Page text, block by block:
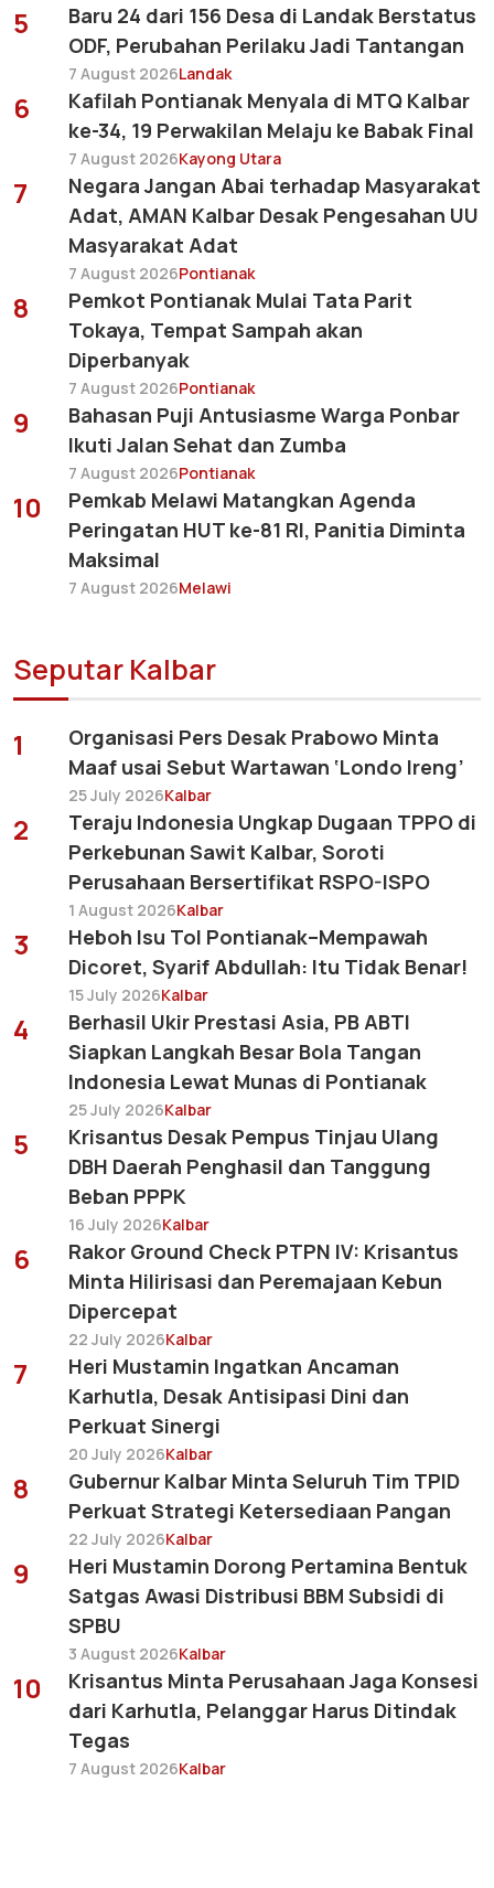
5
Baru 24 dari 156 Desa di Landak Berstatus
ODF, Perubahan Perilaku Jadi Tantangan
7 August 2026Landak
6
Kafilah Pontianak Menyala di MTQ Kalbar
ke-34, 19 Perwakilan Melaju ke Babak Final
7 August 2026Kayong Utara
7
Negara Jangan Abai terhadap Masyarakat
Adat, AMAN Kalbar Desak Pengesahan UU
Masyarakat Adat
7 August 2026Pontianak
8
Pemkot Pontianak Mulai Tata Parit
Tokaya, Tempat Sampah akan
Diperbanyak
7 August 2026Pontianak
9
Bahasan Puji Antusiasme Warga Ponbar
Ikuti Jalan Sehat dan Zumba
7 August 2026Pontianak
10
Pemkab Melawi Matangkan Agenda
Peringatan HUT ke-81 RI, Panitia Diminta
Maksimal
7 August 2026Melawi
Seputar Kalbar
1
Organisasi Pers Desak Prabowo Minta
Maaf usai Sebut Wartawan ‘Londo Ireng’
25 July 2026Kalbar
2
Teraju Indonesia Ungkap Dugaan TPPO di
Perkebunan Sawit Kalbar, Soroti
Perusahaan Bersertifikat RSPO-ISPO
1 August 2026Kalbar
3
Heboh Isu Tol Pontianak–Mempawah
Dicoret, Syarif Abdullah: Itu Tidak Benar!
15 July 2026Kalbar
4
Berhasil Ukir Prestasi Asia, PB ABTI
Siapkan Langkah Besar Bola Tangan
Indonesia Lewat Munas di Pontianak
25 July 2026Kalbar
5
Krisantus Desak Pempus Tinjau Ulang
DBH Daerah Penghasil dan Tanggung
Beban PPPK
16 July 2026Kalbar
6
Rakor Ground Check PTPN IV: Krisantus
Minta Hilirisasi dan Peremajaan Kebun
Dipercepat
22 July 2026Kalbar
7
Heri Mustamin Ingatkan Ancaman
Karhutla, Desak Antisipasi Dini dan
Perkuat Sinergi
20 July 2026Kalbar
8
Gubernur Kalbar Minta Seluruh Tim TPID
Perkuat Strategi Ketersediaan Pangan
22 July 2026Kalbar
9
Heri Mustamin Dorong Pertamina Bentuk
Satgas Awasi Distribusi BBM Subsidi di
SPBU
3 August 2026Kalbar
10
Krisantus Minta Perusahaan Jaga Konsesi
dari Karhutla, Pelanggar Harus Ditindak
Tegas
7 August 2026Kalbar